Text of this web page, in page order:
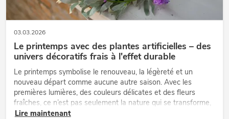
03.03.2026
Le printemps avec des plantes artificielles – des
univers décoratifs frais à l'effet durable
Le printemps symbolise le renouveau, la légèreté et un
nouveau départ comme aucune autre saison. Avec les
premières lumières, des couleurs délicates et des fleurs
fraîches, ce n’est pas seulement la nature qui se transforme,
mais aussi les exigences en matière d’espaces, de surfaces
Lire maintenant